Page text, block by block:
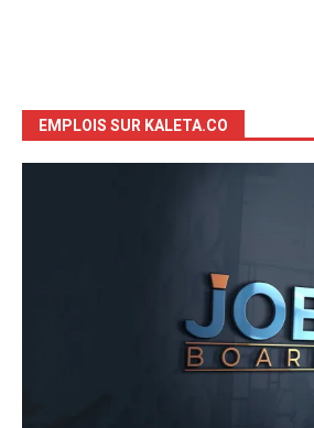
EMPLOIS SUR KALETA.CO